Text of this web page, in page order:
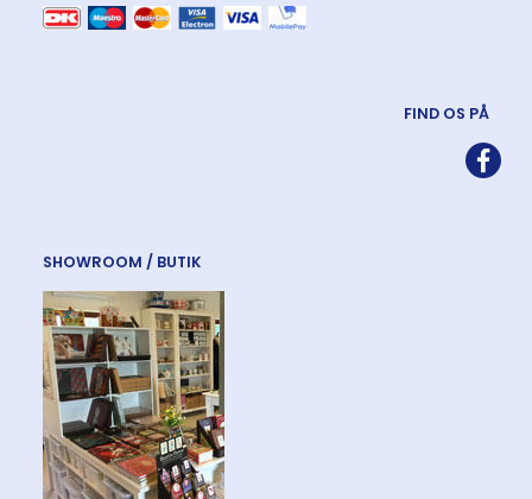
FIND OS PÅ
SHOWROOM / BUTIK